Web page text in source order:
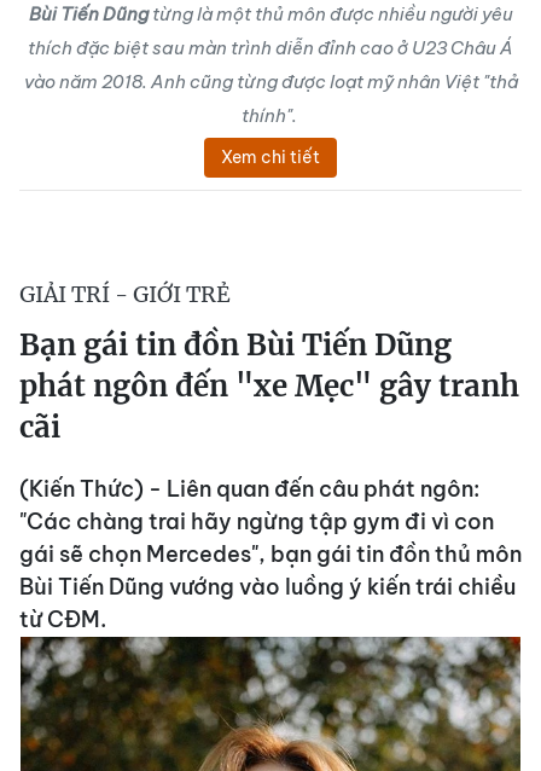
Bùi Tiến Dũngtừng là một thủ môn được nhiều người yêu
thích đặc biệt sau màn trình diễn đỉnh cao ở U23 Châu Á
vào năm 2018. Anh cũng từng được loạt mỹ nhân Việt "thả
thính".
Xem chi tiết
GIẢI TRÍ - GIỚI TRẺ
Bạn gái tin đồn Bùi Tiến Dũng
phát ngôn đến "xe Mẹc" gây tranh
cãi
(Kiến Thức) - Liên quan đến câu phát ngôn:
"Các chàng trai hãy ngừng tập gym đi vì con
gái sẽ chọn Mercedes", bạn gái tin đồn thủ môn
Bùi Tiến Dũng vướng vào luồng ý kiến trái chiều
từ CĐM.